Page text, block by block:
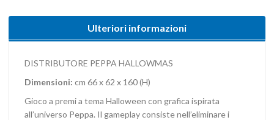
Ulteriori informazioni
DISTRIBUTORE PEPPA HALLOWMAS
Dimensioni: cm 66 x 62 x 160 (H)
Gioco a premi a tema Halloween con grafica ispirata
all’universo Peppa. Il gameplay consiste nell’eliminare i